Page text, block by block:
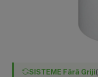
SISTEME Fără Griji(